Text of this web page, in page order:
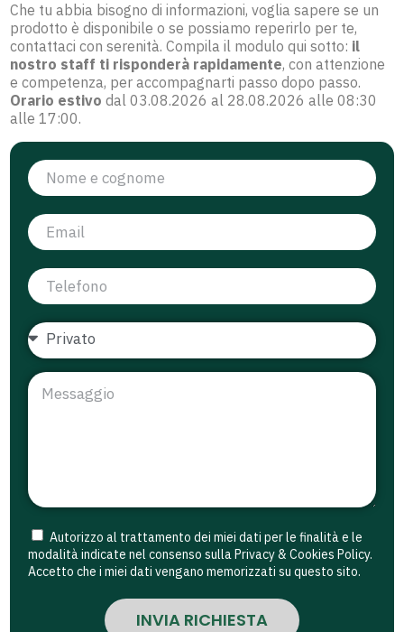
Che tu abbia bisogno di informazioni, voglia sapere se un
prodotto è disponibile o se possiamo reperirlo per te,
contattaci con serenità. Compila il modulo qui sotto: il
nostro staff ti risponderà rapidamente, con attenzione
e competenza, per accompagnarti passo dopo passo.
Orario estivo dal 03.08.2026 al 28.08.2026 alle 08:30
alle 17:00.
Autorizzo al trattamento dei miei dati per le finalità e le
modalità indicate nel consenso sulla Privacy & Cookies Policy.
Accetto che i miei dati vengano memorizzati su questo sito.
INVIA RICHIESTA